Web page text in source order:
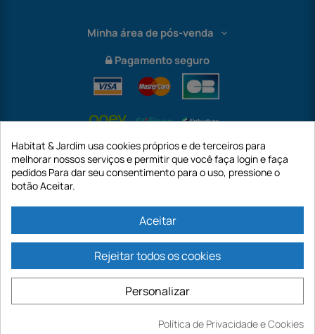
Minha área de pós-venda
Pagamento seguro
https://www.habitatejardim.pt é um site da empresa GECODIS SA com um
capital de 187.203,29€, 32 Rue de Paradis - PARIS 75010 (FRANÇA). A
GECODIS.SA criada em 11/04/1998 é uma subsidiária da ODAYA ​​​​​​HOLDING com
um capital de 2.750.640,00 EURO.
TODAS AS NOSSAS PROMOÇÕES SÃO VÁLIDAS ENQUANTO ESTOQUE
Habitat & Jardim usa cookies próprios e de terceiros para
melhorar nossos serviços e permitir que você faça login e faça
pedidos Para dar seu consentimento para o uso, pressione o
botão Aceitar.
Aceitar
Rejeitar todos os cookies
Personalizar
Política de Privacidade e Cookies